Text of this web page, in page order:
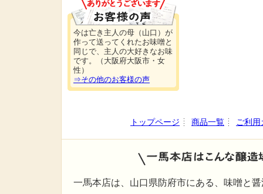
今は亡き主人の母（山口）が
作って送ってくれたお味噌と
同じで、主人の大好きなお味
です。（大阪府大阪市・女
性）
⇒その他のお客様の声
トップページ 商品一覧 ご利
一馬本店は、山口県防府市にある、味噌と